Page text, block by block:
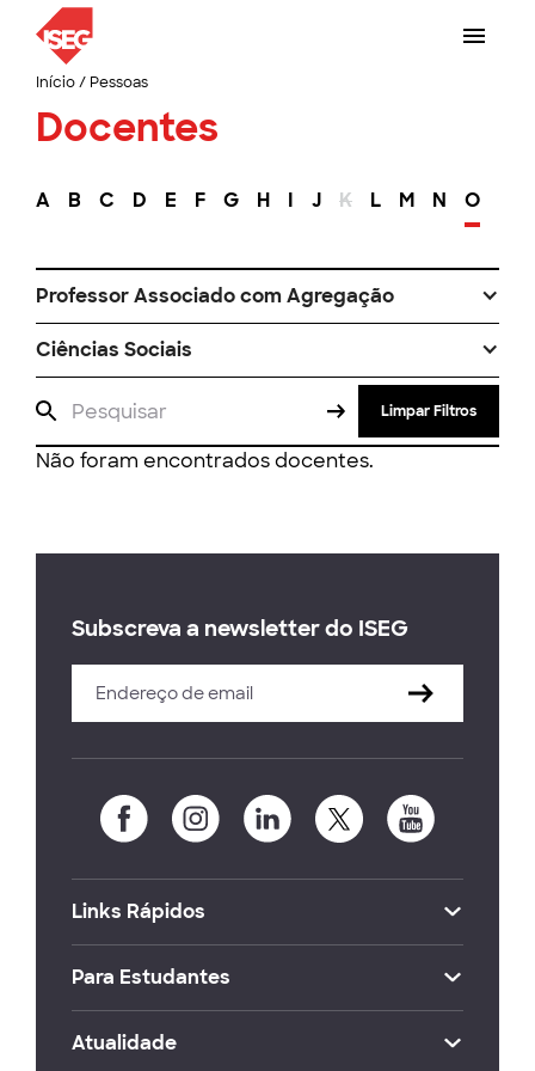
Início/ Pessoas
Docentes
A B C D E F G H I J K L M N O
Professor Associado com Agregação
Ciências Sociais
Limpar Filtros
Não foram encontrados docentes.
Subscreva a newsletter do ISEG
Links Rápidos
Para Estudantes
Atualidade